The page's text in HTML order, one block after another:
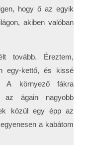
hogy ő az egyik
akiben valóban
tovább. Éreztem,
egy-kettő, és kissé
A környező fákra
az ágain nagyobb
közül egy épp az
a kabátom